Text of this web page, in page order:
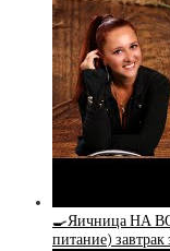
🍳Яичница НА
питание)